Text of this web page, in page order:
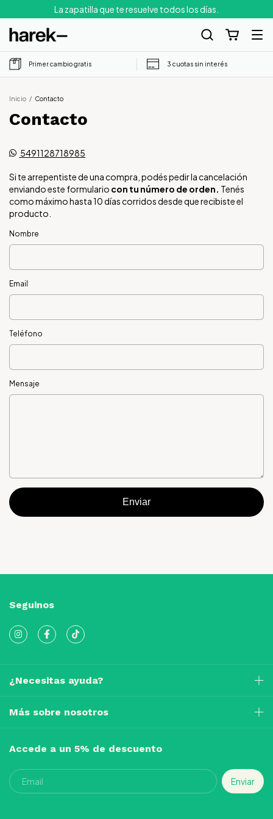
La zapatilla que te resuelve todos los días.
Primer cambio gratis 3 cuotas sin interés
Inicio / Contacto
Contacto
5491128718985
Si te arrepentiste de una compra, podés pedir la cancelación
enviando este formulario con tu número de orden. Tenés
como máximo hasta 10 días corridos desde que recibiste el
producto.
Nombre
Email
Teléfono
Mensaje
Enviar
Seguinos
¿Necesitas ayuda?
Más sobre nosotros
Accede a un 5% de descuento